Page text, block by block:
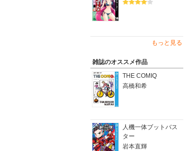
もっと見る
雑誌のオススメ作品
THE COMIQ
高橋和希
人機一体ブットバス
ター
岩本直輝